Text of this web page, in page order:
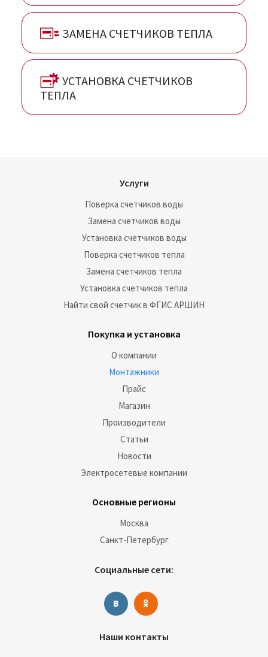
ЗАМЕНА СЧЕТЧИКОВ ТЕПЛА
УСТАНОВКА СЧЕТЧИКОВ
ТЕПЛА
Услуги
Поверка счетчиков воды
Замена счетчиков воды
Установка счетчиков воды
Поверка счетчиков тепла
Замена счетчиков тепла
Установка счетчиков тепла
Найти свой счетчик в ФГИС АРШИН
Покупка и установка
О компании
Монтажники
Прайс
Магазин
Производители
Статьи
Новости
Электросетевые компании
Основные регионы
Москва
Санкт-Петербург
Социальные сети:
Наши контакты